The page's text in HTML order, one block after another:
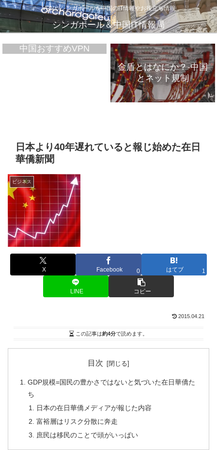
VPNやシンガポール＆中国のIT情報やお役立ち情報
シンガポール＆中国IT情報局
中国おすすめVPN
金盾とはなにか？-中国
とネット規制
日本より40年遅れていると報じ始めた在日
華僑新聞
ビジネス
X Facebook 0 はてブ 1
LINE コピー
2015.04.21
この記事は約4分で読めます。
目次
GDP規模=国民の豊かさではないと気づいた在日華僑た
ち
日本の在日華僑メディアが報じた内容
富裕層はリスク分散に奔走
庶民は移民のことで頭がいっぱい